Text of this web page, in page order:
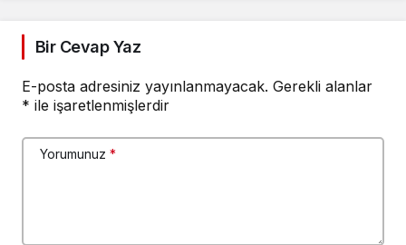
Bir Cevap Yaz
E-posta adresiniz yayınlanmayacak. Gerekli alanlar
* ile işaretlenmişlerdir
Yorumunuz *